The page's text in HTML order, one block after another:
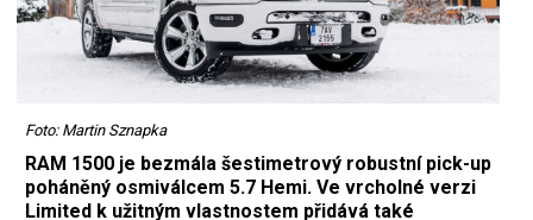
Foto: Martin Sznapka
RAM 1500 je bezmála šestimetrový robustní pick-up
poháněný osmiválcem 5.7 Hemi. Ve vrcholné verzi
Limited k užitným vlastnostem přidává také